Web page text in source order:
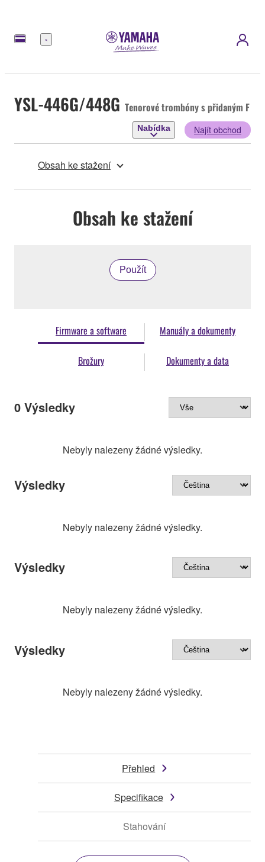
Nabídka
YSL-446G/448G Tenorové trombóny s přidaným F
Nabídka Najít obchod
Obsah ke stažení
Obsah ke stažení
Použít
Firmware a software Manuály a dokumenty
Brožury Dokumenty a data
0 Výsledky
Nebyly nalezeny žádné výsledky.
Výsledky
Nebyly nalezeny žádné výsledky.
Výsledky
Nebyly nalezeny žádné výsledky.
Výsledky
Nebyly nalezeny žádné výsledky.
Přehled
Specifikace
Stahování